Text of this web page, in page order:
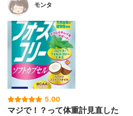
モンタ
5.00
マジで！？って体重計見直した